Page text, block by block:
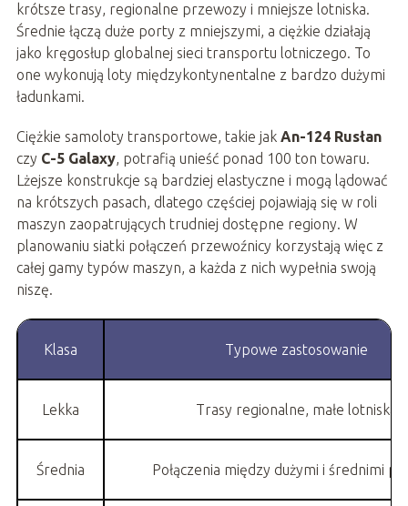
krótsze trasy, regionalne przewozy i mniejsze lotniska.
Średnie łączą duże porty z mniejszymi, a ciężkie działają
jako kręgosłup globalnej sieci transportu lotniczego. To
one wykonują loty międzykontynentalne z bardzo dużymi
ładunkami.
Ciężkie samoloty transportowe, takie jak An-124 Rusłan
czy C-5 Galaxy, potrafią unieść ponad 100 ton towaru.
Lżejsze konstrukcje są bardziej elastyczne i mogą lądować
na krótszych pasach, dlatego częściej pojawiają się w roli
maszyn zaopatrujących trudniej dostępne regiony. W
planowaniu siatki połączeń przewoźnicy korzystają więc z
całej gamy typów maszyn, a każda z nich wypełnia swoją
niszę.
Klasa Typowe zastosowanie
Lekka Trasy regionalne, małe lotniska
Średnia Połączenia między dużymi i średnimi